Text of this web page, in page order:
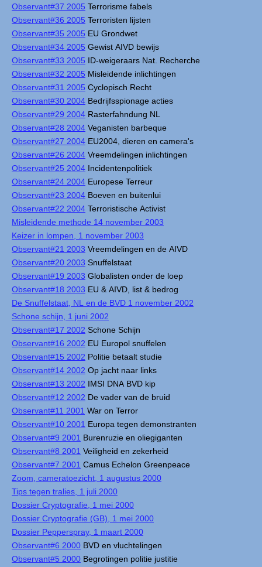
Observant#37 2005 Terrorisme fabels
Observant#36 2005 Terroristen lijsten
Observant#35 2005 EU Grondwet
Observant#34 2005 Gewist AIVD bewijs
Observant#33 2005 ID-weigeraars Nat. Recherche
Observant#32 2005 Misleidende inlichtingen
Observant#31 2005 Cyclopisch Recht
Observant#30 2004 Bedrijfsspionage acties
Observant#29 2004 Rasterfahndung NL
Observant#28 2004 Veganisten barbeque
Observant#27 2004 EU2004, dieren en camera's
Observant#26 2004 Vreemdelingen inlichtingen
Observant#25 2004 Incidentenpolitiek
Observant#24 2004 Europese Terreur
Observant#23 2004 Boeven en buitenlui
Observant#22 2004 Terroristische Activist
Misleidende methode 14 november 2003
Keizer in lompen, 1 november 2003
Observant#21 2003 Vreemdelingen en de AIVD
Observant#20 2003 Snuffelstaat
Observant#19 2003 Globalisten onder de loep
Observant#18 2003 EU & AIVD, list & bedrog
De Snuffelstaat, NL en de BVD 1 november 2002
Schone schijn, 1 juni 2002
Observant#17 2002 Schone Schijn
Observant#16 2002 EU Europol snuffelen
Observant#15 2002 Politie betaalt studie
Observant#14 2002 Op jacht naar links
Observant#13 2002 IMSI DNA BVD kip
Observant#12 2002 De vader van de bruid
Observant#11 2001 War on Terror
Observant#10 2001 Europa tegen demonstranten
Observant#9 2001 Burenruzie en oliegiganten
Observant#8 2001 Veiligheid en zekerheid
Observant#7 2001 Camus Echelon Greenpeace
Zoom, cameratoezicht, 1 augustus 2000
Tips tegen tralies, 1 juli 2000
Dossier Cryptografie, 1 mei 2000
Dossier Cryptografie (GB), 1 mei 2000
Dossier Pepperspray, 1 maart 2000
Observant#6 2000 BVD en vluchtelingen
Observant#5 2000 Begrotingen politie justitie